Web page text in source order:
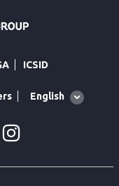
ICSID
Global
English